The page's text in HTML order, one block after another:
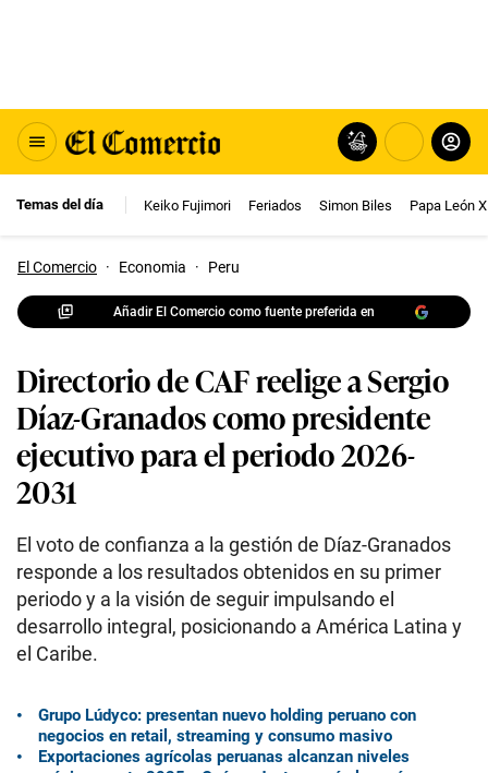
Temas del día Keiko Fujimori Feriados Simon Biles Papa León
El Comercio · Economia · Peru
Añadir El Comercio como fuente preferida en
Directorio de CAF reelige a Sergio
Díaz-Granados como presidente
ejecutivo para el periodo 2026-
2031
El voto de confianza a la gestión de Díaz-Granados
responde a los resultados obtenidos en su primer
periodo y a la visión de seguir impulsando el
desarrollo integral, posicionando a América Latina y
el Caribe.
Grupo Lúdyco: presentan nuevo holding peruano con
negocios en retail, streaming y consumo masivo
Exportaciones agrícolas peruanas alcanzan niveles